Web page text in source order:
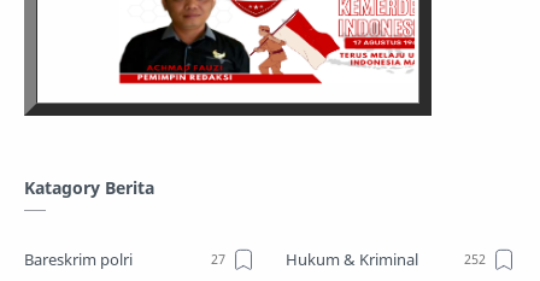
Katagory Berita
Bareskrim polri
Hukum & Kriminal